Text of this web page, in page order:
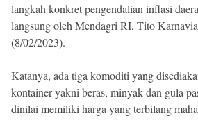
langkah konkret pengendalian inflasi
langsung oleh Mendagri RI, Tito
(8/02/2023).
Katanya, ada tiga komoditi yang
kontainer yakni beras, minyak dan gula
dinilai memiliki harga yang terbilang